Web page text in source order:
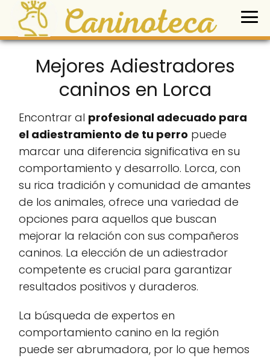
Mejores Adiestradores
caninos en Lorca
Encontrar al profesional adecuado para
el adiestramiento de tu perro puede
marcar una diferencia significativa en su
comportamiento y desarrollo. Lorca, con
su rica tradición y comunidad de amantes
de los animales, ofrece una variedad de
opciones para aquellos que buscan
mejorar la relación con sus compañeros
caninos. La elección de un adiestrador
competente es crucial para garantizar
resultados positivos y duraderos.
La búsqueda de expertos en
comportamiento canino en la región
puede ser abrumadora, por lo que hemos